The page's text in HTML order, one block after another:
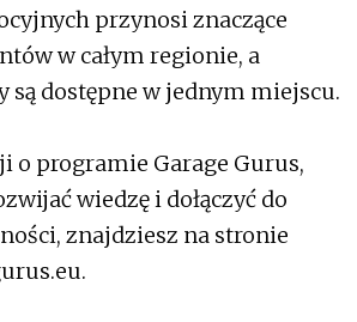
przynosi znaczące
w całym regionie, a
są dostępne w jednym miejscu.
o programie Garage Gurus,
wiedzę i dołączyć do
znajdziesz na stronie